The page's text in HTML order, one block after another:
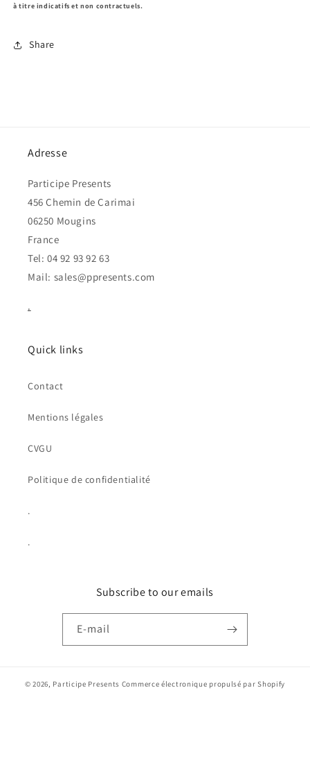
à titre indicatifs et non contractuels.
Share
Adresse
Participe Presents
456 Chemin de Carimai
06250 Mougins
France
Tel: 04 92 93 92 63
Mail: sales@ppresents.com
.
Quick links
Contact
Mentions légales
CVGU
Politique de confidentialité
.
.
Subscribe to our emails
E-mail
© 2026, Participe Presents Commerce électronique propulsé par Shopify